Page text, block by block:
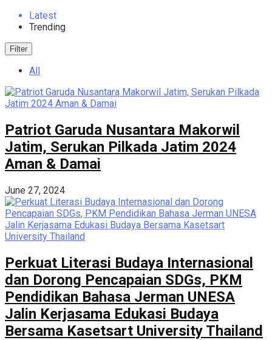
Latest
Trending
Filter
All
Patriot Garuda Nusantara Makorwil
Jatim, Serukan Pilkada Jatim 2024
Aman & Damai
June 27, 2024
Perkuat Literasi Budaya Internasional
dan Dorong Pencapaian SDGs, PKM
Pendidikan Bahasa Jerman UNESA
Jalin Kerjasama Edukasi Budaya
Bersama Kasetsart University Thailand